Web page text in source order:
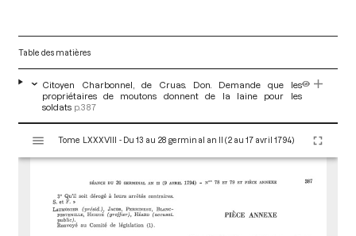
Table des matières
Citoyen Charbonnel, de Cruas. Don. Demande que les
propriétaires de moutons donnent de la laine pour les
soldats p.387
s
Tome LXXXVIII - Du 13 au 28 germinal an II (2 au 17 avril 1794)